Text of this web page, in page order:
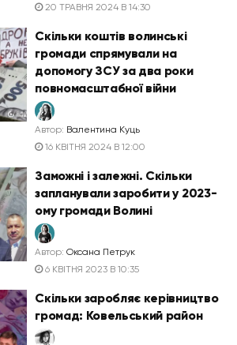
20 ТРАВНЯ 2024 В 14:30
Скільки коштів волинські
громади спрямували на
допомогу ЗСУ за два роки
повномасштабної війни
Автор: Валентина Куць
16 КВІТНЯ 2024 В 12:00
Заможні і залежні. Скільки
запланували заробити у 2023-
ому громади Волині
Автор: Оксана Петрук
6 КВІТНЯ 2023 В 10:35
Скільки заробляє керівництво
громад: Ковельський район